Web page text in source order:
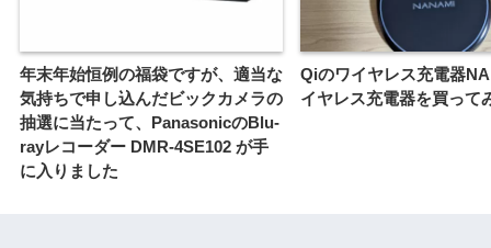
年末年始恒例の福袋ですが、適当な
気持ちで申し込んだビックカメラの
抽選に当たって、PanasonicのBlu-
rayレコーダー DMR-4SE102 が手
に入りました
Qiのワイヤレス充電器
イヤレス充電器を買って